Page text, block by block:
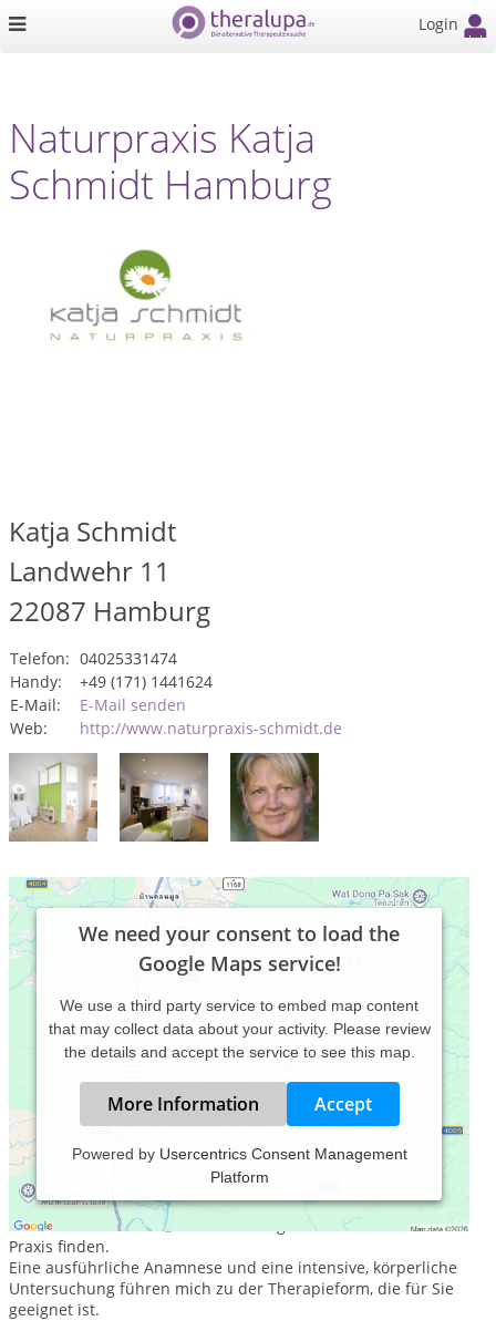
Login
Naturpraxis Katja
Schmidt Hamburg
Katja Schmidt
Landwehr 11
22087 Hamburg
Telefon: 04025331474
Handy:
+49 (171) 1441624
E-Mail:
E-Mail senden
Web:
http://www.naturpraxis-schmidt.de
We need your consent to load the
Google Maps service!
We use a third party service to embed map content
that may collect data about your activity. Please review
the details and accept the service to see this map.
More Information Accept
Powered by Usercentrics Consent Management
Platform
Wie gehe ich vor ...
Sie werden nicht die „klassische Vorgehensweise“ in meiner
Praxis finden.
Eine ausführliche Anamnese und eine intensive, körperliche
Untersuchung führen mich zu der Therapieform, die für Sie
geeignet ist.